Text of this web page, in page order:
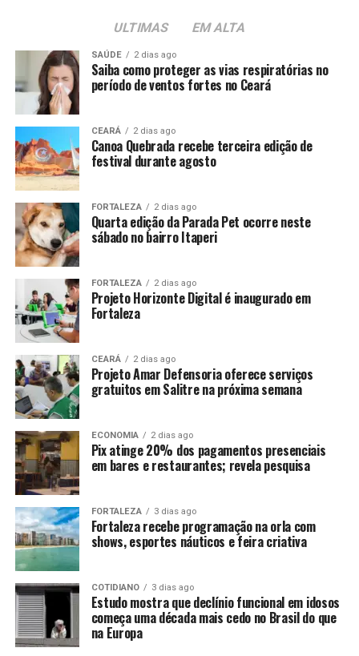
ULTIMAS EM ALTA
SAÚDE 2 dias ago
Saiba como proteger as vias respiratórias no
período de ventos fortes no Ceará
CEARÁ 2 dias ago
Canoa Quebrada recebe terceira edição de
festival durante agosto
FORTALEZA 2 dias ago
Quarta edição da Parada Pet ocorre neste
sábado no bairro Itaperi
FORTALEZA 2 dias ago
Projeto Horizonte Digital é inaugurado em
Fortaleza
CEARÁ 2 dias ago
Projeto Amar Defensoria oferece serviços
gratuitos em Salitre na próxima semana
ECONOMIA 2 dias ago
Pix atinge 20% dos pagamentos presenciais
em bares e restaurantes; revela pesquisa
FORTALEZA 3 dias ago
Fortaleza recebe programação na orla com
shows, esportes náuticos e feira criativa
COTIDIANO 3 dias ago
Estudo mostra que declínio funcional em idosos
começa uma década mais cedo no Brasil do que
na Europa